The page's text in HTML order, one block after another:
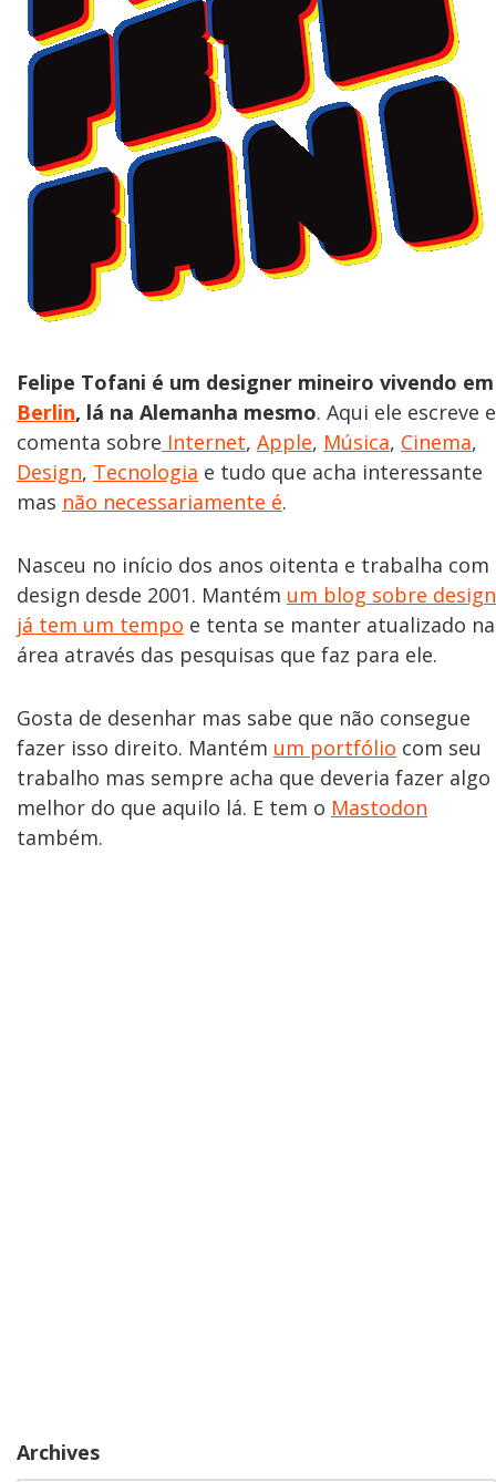
Felipe Tofani é um designer mineiro vivendo em
Berlin, lá na Alemanha mesmo. Aqui ele escreve e
comenta sobre Internet, Apple, Música, Cinema,
Design, Tecnologia e tudo que acha interessante
mas não necessariamente é.
Nasceu no início dos anos oitenta e trabalha com
design desde 2001. Mantém um blog sobre design
já tem um tempo e tenta se manter atualizado na
área através das pesquisas que faz para ele.
Gosta de desenhar mas sabe que não consegue
fazer isso direito. Mantém um portfólio com seu
trabalho mas sempre acha que deveria fazer algo
melhor do que aquilo lá. E tem o Mastodon
também.
Archives